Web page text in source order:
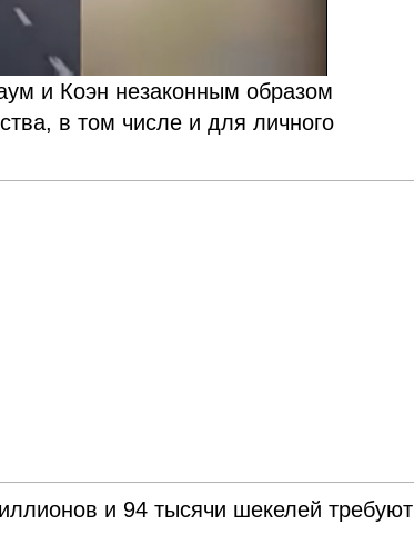
и Коэн незаконным образом
в том числе и для личного
и 94 тысячи шекелей